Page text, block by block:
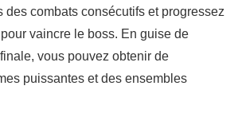
des combats consécutifs et progressez
vaincre le boss. En guise de
vous pouvez obtenir de
puissantes et des ensembles